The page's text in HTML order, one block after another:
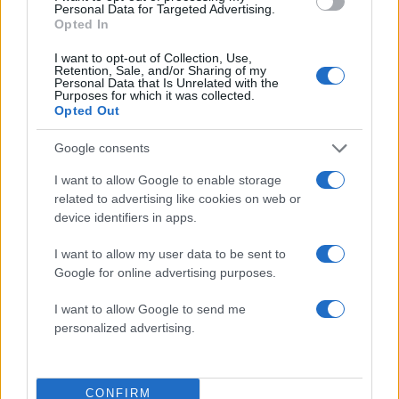
Personal Data for Targeted Advertising.
Opted In
I want to opt-out of Collection, Use,
Retention, Sale, and/or Sharing of my
Personal Data that Is Unrelated with the
Purposes for which it was collected.
Opted Out
Google consents
I want to allow Google to enable storage
related to advertising like cookies on web or
device identifiers in apps.
I want to allow my user data to be sent to
Google for online advertising purposes.
I want to allow Google to send me
personalized advertising.
CONFIRM
γόνατο. Νοσηλεύεται στην ορθοπεδική κλινική.
Μπαίνει ο γιατρός μέσα και λέει στους συγγενείς
ότι είναι πολύ δύσκολο το χειρουργείο, 19 του
μήνα τώρα, και ότι κατά τις 10-11 η ώρα είναι
να μου δώσετε 150 ευρώ για να δώσω μέσα και
τα λοιπά για να γίνει το χειρουργείο. Του λέει ο
Αχαρνών, πληρώνομαι 28 του μήνα. Τότε μπορώ
να σου δώσω τα λεφτά”. Φεύγει ο γιατρός,
γυρνάει πίσω και λέει θα γίνει τελικά το
χειρουργείο. Ο ορθοπεδικός ήταν άψογος,
προφανώς πίεζαν και αυτοί μέσα στα